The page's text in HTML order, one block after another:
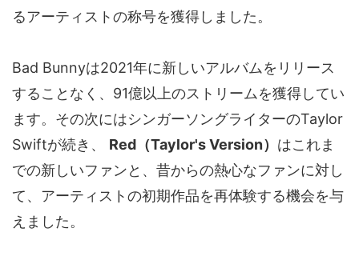
るアーティストの称号を獲得しました。
Bad Bunnyは2021年に新しいアルバムをリリース
することなく、91億以上のストリームを獲得してい
ます。その次にはシンガーソングライターのTaylor
Swiftが続き、 Red（Taylor's Version） はこれま
での新しいファンと、昔からの熱心なファンに対し
て、アーティストの初期作品を再体験する機会を与
えました。